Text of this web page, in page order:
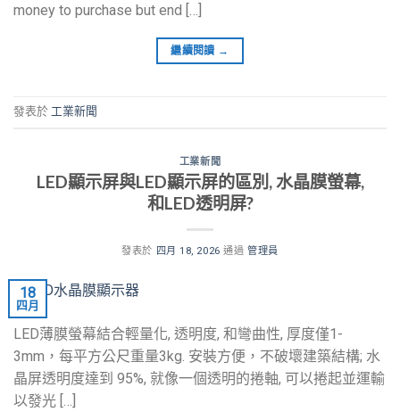
money to purchase but end […]
繼續閱讀 →
發表於 工業新聞
工業新聞
LED顯示屏與LED顯示屏的區別, 水晶膜螢幕,
和LED透明屏?
發表於 四月 18, 2026 通過 管理員
18
四月
LED薄膜螢幕結合輕量化, 透明度, 和彎曲性, 厚度僅1-
3mm，每平方公尺重量3kg. 安裝方便，不破壞建築結構; 水
晶屏透明度達到 95%, 就像一個透明的捲軸, 可以捲起並運輸
以發光 […]